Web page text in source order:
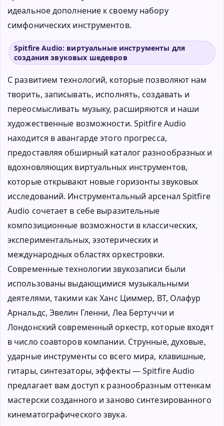
идеальное дополнение к своему набору
симфонических инструментов.
Spitfire Audio: виртуальные инструменты для
создания звуковых шедевров
С развитием технологий, которые позволяют нам
творить, записывать, исполнять, создавать и
переосмысливать музыку, расширяются и наши
художественные возможности. Spitfire Audio
находится в авангарде этого прогресса,
предоставляя обширный каталог разнообразных и
вдохновляющих виртуальных инструментов,
которые открывают новые горизонты звуковых
исследований. Инструментальный арсенал Spitfire
Audio сочетает в себе выразительные
композиционные возможности в классических,
экспериментальных, эзотерических и
международных областях оркестровки.
Современные технологии звукозаписи были
использованы выдающимися музыкальными
деятелями, такими как Ханс Циммер, BT, Олафур
Арнальдс, Эвелин Гленни, Леа Бертуччи и
Лондонский современный оркестр, которые входят
в число соавторов компании. Струнные, духовые,
ударные инструменты со всего мира, клавишные,
гитары, синтезаторы, эффекты — Spitfire Audio
предлагает вам доступ к разнообразным оттенкам
мастерски созданного и заново синтезированного
кинематографического звука.